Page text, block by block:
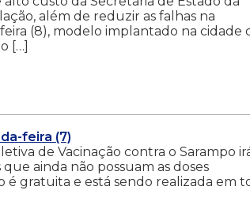
além de reduzir as falhas na
(8), modelo implantado na cidade
[…]
feira (7)
de Vacinação contra o Sarampo
ainda não possuam as doses
é gratuita e está sendo realizada em